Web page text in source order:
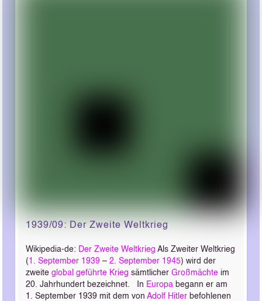
1939/09: Der Zweite Weltkrieg
Wikipedia-de: Der Zweite Weltkrieg Als Zweiter Weltkrieg
(1. September 1939 –2. September 1945) wird der
zweiteglobal geführte Krieg sämtlicherGroßmächte im
20. Jahrhundert bezeichnet. In Europa begann er am
1. September 1939 mit dem vonAdolf Hitler befohlenen